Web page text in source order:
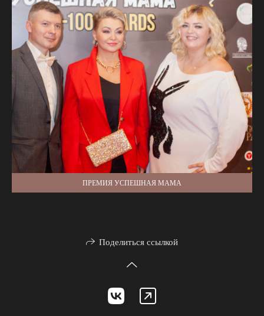
ПРЕМИЯ УСПЕШНАЯ МАМА
Поделиться ссылкой